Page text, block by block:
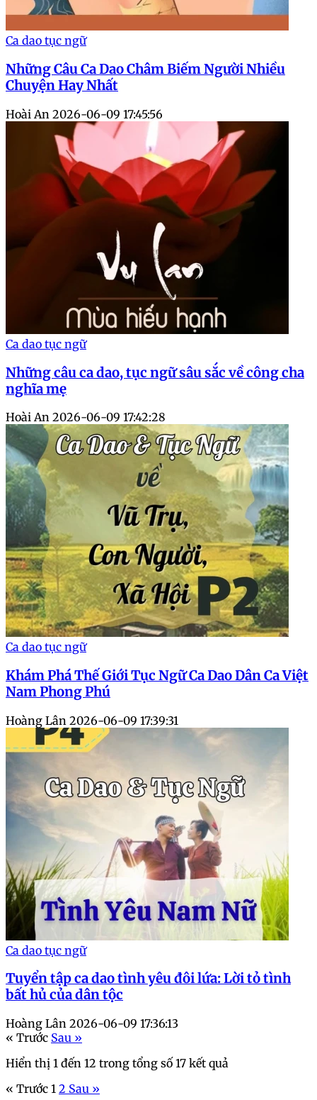
Ca dao tục ngữ
Những Câu Ca Dao Châm Biếm Người Nhiều
Chuyện Hay Nhất
Hoài An 2026-06-09 17:45:56
Ca dao tục ngữ
Những câu ca dao, tục ngữ sâu sắc về công cha
nghĩa mẹ
Hoài An 2026-06-09 17:42:28
Ca dao tục ngữ
Khám Phá Thế Giới Tục Ngữ Ca Dao Dân Ca Việt
Nam Phong Phú
Hoàng Lân 2026-06-09 17:39:31
Ca dao tục ngữ
Tuyển tập ca dao tình yêu đôi lứa: Lời tỏ tình
bất hủ của dân tộc
Hoàng Lân 2026-06-09 17:36:13
« Trước Sau »
Hiển thị 1 đến 12 trong tổng số 17 kết quả
« Trước 1 2 Sau »